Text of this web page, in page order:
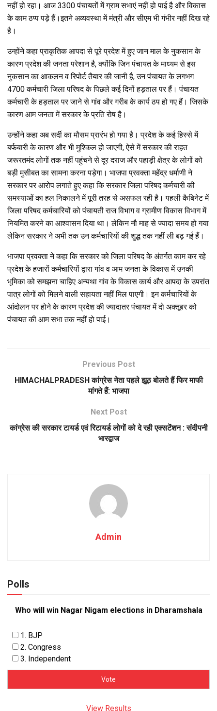
नहीं हो रहा। आज 3300 पंचायतों में ग्राम सभाएं नहीं हो पाई है और विकास
के काम ठप्प पड़े हैं।इतने अव्यवस्था में मंत्री और सीएम भी गंभीर नहीं दिख रहे
है।
उन्होंने कहा प्राकृतिक आपदा से पूरे प्रदेश में हुए जान माल के नुकसान के
कारण प्रदेश की जनता परेशान है, क्योंकि जिन पंचायत के माध्यम से इस
नुकसान का आकलन व रिपोर्ट तैयार की जानी है, उन पंचायत के लगभग
4700 कर्मचारी जिला परिषद के पिछले कई दिनों हड़ताल पर हैं। पंचायत
कर्मचारी के हड़ताल पर जाने से गांव और गरीब के कार्य ठप हो गए हैं। जिसके
कारण आम जनता में सरकार के प्रति रोष है।
उन्होंने कहा अब सर्दी का मौसम प्रारंभ हो गया है। प्रदेश के कई हिस्से में
बर्फबारी के कारण और भी मुश्किल हो जाएगी, ऐसे में सरकार की राहत
जरूरतमंद लोगों तक नहीं पहुंचने से दूर दराज और पहाड़ी क्षेत्र के लोगों को
बड़ी मुसीबत का सामना करना पड़ेगा। भाजपा प्रवक्ता महेंद्र धर्माणी ने
सरकार पर आरोप लगाते हुए कहा कि सरकार जिला परिषद कर्मचारी की
समस्याओं का हल निकालने में पूरी तरह से असफल रही है। पहली कैबिनेट में
जिला परिषद कर्मचारियों को पंचायती राज विभाग व ग्रामीण विकास विभाग में
नियमित करने का आश्वासन दिया था। लेकिन नौ माह से ज्यादा समय हो गया
लेकिन सरकार ने अभी तक उन कर्मचारियों की शुद्ध तक नहीं ली बढ़ गई हैं।
भाजपा प्रवक्ता ने कहा कि सरकार को जिला परिषद के अंतर्गत काम कर रहे
प्रदेश के हजारों कर्मचारियों द्वारा गांव व आम जनता के विकास में उनकी
भूमिका को समझना चाहिए अन्यथा गांव के विकास कार्य और आपदा के उपरांत
पात्र लोगों को मिलने वाली सहायता नहीं मिल पाएगी। इन कर्मचारियों के
आंदोलन पर होने के कारण प्रदेश की ज्यादातर पंचायत में दो अक्तूबर को
पंचायत की आम सभा तक नहीं हो पाई।
Previous Post
HIMACHALPRADESH कांग्रेस नेता पहले झूठ बोलते हैं फिर माफी
मांगते हैं: भाजपा
Next Post
कांग्रेस की सरकार टायर्ड एवं रिटायर्ड लोगों को दे रही एक्सटेंशन : संदीपनी
भारद्वाज
Admin
Polls
Who will win Nagar Nigam elections in Dharamshala
1. BJP
2. Congress
3. Independent
View Results